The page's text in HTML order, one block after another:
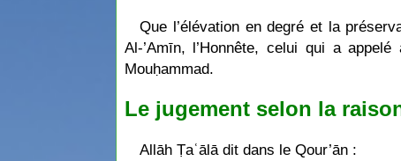
Que l’élévation en degré et la
Al-’Amīn, l’Honnête, celui qui a
Mouḥammad.
Le jugement selon la
Allāh Ṭaʿālā dit dans le Qour’ān :